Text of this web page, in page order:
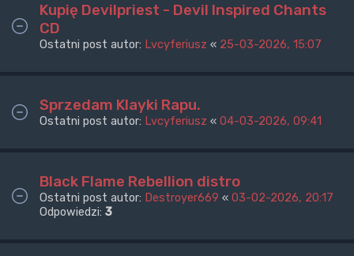
Kupię Devilpriest - Devil Inspired Chants
CD
Ostatni post autor: Lvcyferiusz « 25-03-2026, 15:07
Sprzedam Klayki Rapu.
Ostatni post autor: Lvcyferiusz « 04-03-2026, 09:41
Black Flame Rebellion distro
Ostatni post autor: Destroyer669 « 03-02-2026, 20:17
Odpowiedzi: 3